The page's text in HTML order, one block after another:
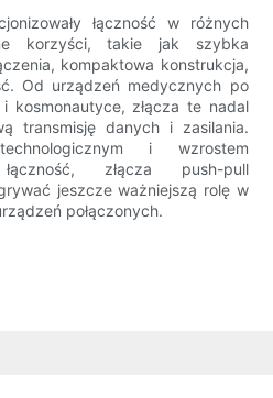
łączność w różnych
korzyści, takie jak szybka
kompaktowa konstrukcja,
Od urządzeń medycznych po
kosmonautyce, złącza te nadal
transmisję danych i zasilania.
i wzrostem
złącza push-pull
jeszcze ważniejszą rolę w
połączonych.